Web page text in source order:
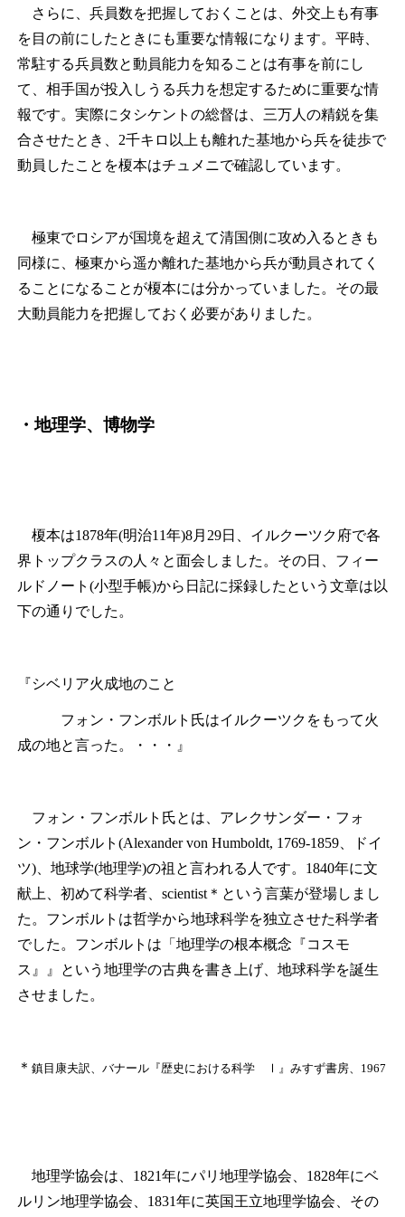
さらに、兵員数を把握しておくことは、外交上も有事
を目の前にしたときにも重要な情報になります。平時、
常駐する兵員数と動員能力を知ることは有事を前にし
て、相手国が投入しうる兵力を想定するために重要な情
報です。実際にタシケントの総督は、三万人の精鋭を集
合させたとき、2千キロ以上も離れた基地から兵を徒歩で
動員したことを榎本はチュメニで確認しています。
極東でロシアが国境を超えて清国側に攻め入るときも
同様に、極東から遥か離れた基地から兵が動員されてく
ることになることが榎本には分かっていました。その最
大動員能力を把握しておく必要がありました。
・地理学、博物学
榎本は1878年(明治11年)8月29日、イルクーツク府で各
界トップクラスの人々と面会しました。その日、フィー
ルドノート(小型手帳)から日記に採録したという文章は以
下の通りでした。
『シベリア火成地のこと
フォン・フンボルト氏はイルクーツクをもって火
成の地と言った。・・・』
フォン・フンボルト氏とは、アレクサンダー・フォ
ン・フンボルト(Alexander von Humboldt, 1769-1859、ドイ
ツ)、地球学(地理学)の祖と言われる人です。1840年に文
献上、初めて科学者、scientist＊ という言葉が登場しまし
た。フンボルトは哲学から地球科学を独立させた科学者
でした。フンボルトは「地理学の根本概念『コスモ
ス』』という地理学の古典を書き上げ、地球科学を誕生
させました。
＊ 鎮目康夫訳、バナール『歴史における科学 Ⅰ』みすず書房、1967
地理学協会は、1821年にパリ地理学協会、1828年にベ
ルリン地理学協会、1831年に英国王立地理学協会、その